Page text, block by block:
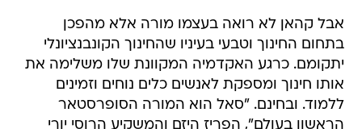
אבל קהאן לא רואה בעצמו מורה אלא מהפכן
בתחום החינוך וטבעי בעיניו שהחינוך הקונבנציונלי
יתקומם. כרגע האקדמיה המקוונת שלו משלימה את
אותו חינוך ומספקת לאנשים כלים נוחים וזמינים
ללמוד. ובחינם. "סאל הוא המורה הסופרסטאר
הראשון בעולם", הפריז היזם והמשקיע הרוסי יורי